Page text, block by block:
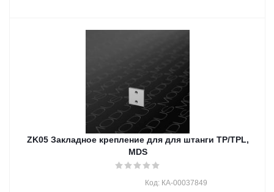
ZK05 Закладное крепление для для штанги ТР/TPL,
MDS
Код: КА-00037849